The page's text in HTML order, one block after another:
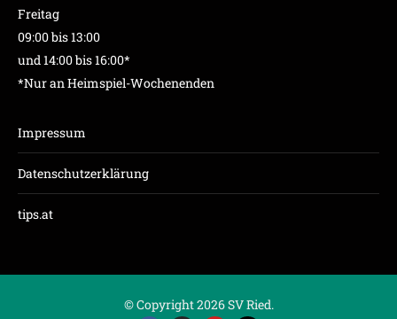
Freitag
09:00 bis 13:00
und 14:00 bis 16:00*
*Nur an Heimspiel-Wochenenden
Impressum
Datenschutzerklärung
tips.at
© Copyright 2026 SV Ried.